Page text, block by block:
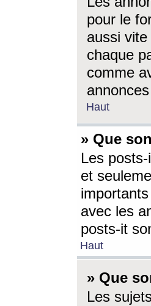
pour le
aussi
chaque
comme
Haut
» Que
Les
et
avec les
posts-it
Haut
» Que
Les